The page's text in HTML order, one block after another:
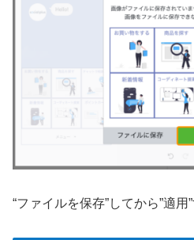
“ファイルを保存”してから”適用